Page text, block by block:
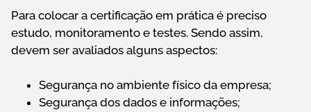
Para colocar a certificação em prática é preciso
estudo, monitoramento e testes. Sendo assim,
devem ser avaliados alguns aspectos:
Segurança no ambiente físico da empresa;
Segurança dos dados e informações;